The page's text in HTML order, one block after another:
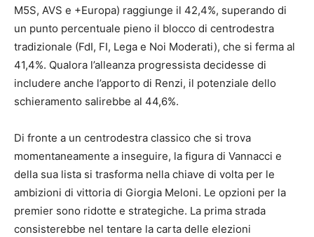
M5S, AVS e +Europa) raggiunge il 42,4%, superando di
un punto percentuale pieno il blocco di centrodestra
tradizionale (FdI, FI, Lega e Noi Moderati), che si ferma al
41,4%. Qualora l’alleanza progressista decidesse di
includere anche l’apporto di Renzi, il potenziale dello
schieramento salirebbe al 44,6%.
Di fronte a un centrodestra classico che si trova
momentaneamente a inseguire, la figura di Vannacci e
della sua lista si trasforma nella chiave di volta per le
ambizioni di vittoria di Giorgia Meloni. Le opzioni per la
premier sono ridotte e strategiche. La prima strada
consisterebbe nel tentare la carta delle elezioni